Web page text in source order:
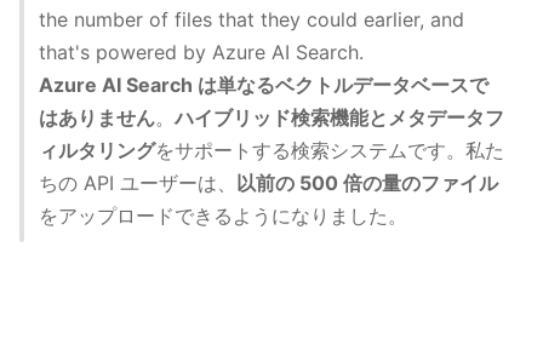
the number of files that they could earlier, and
that's powered by Azure AI Search.
Azure AI Search は単なるベクトルデータベースで
はありません。ハイブリッド検索機能とメタデータフ
ィルタリングをサポートする検索システムです。私た
ちの API ユーザーは、 以前の 500 倍の量のファイル
をアップロードできるようになりました。